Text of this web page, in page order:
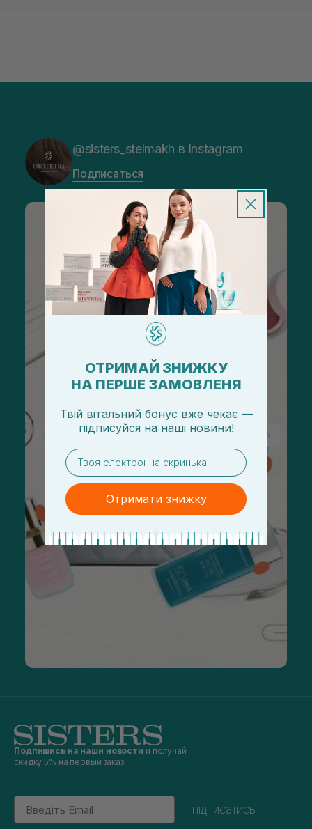
@sisters_stelmakh в Instagram
Подписаться
Подпишись на наши новости и получай
скидку 5% на первый заказ
Email
підписатись
ОТРИМАЙ ЗНИЖКУ
НА ПЕРШЕ ЗАМОВЛЕНЯ
Твій вітальний бонус вже чекає —
підписуйся на наші новини!
email
Отримати знижку